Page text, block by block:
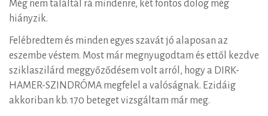
Még nem találtál rá mindenre, két fontos dolog még
hiányzik.
Felébredtem és minden egyes szavát jó alaposan az
eszembe véstem. Most már megnyugodtam és ettől kezdve
sziklaszilárd meggyőződésem volt arról, hogy a DIRK-
HAMER-SZINDRÓMA megfelel a valóságnak. Ezidáig
akkoriban kb. 170 beteget vizsgáltam már meg.